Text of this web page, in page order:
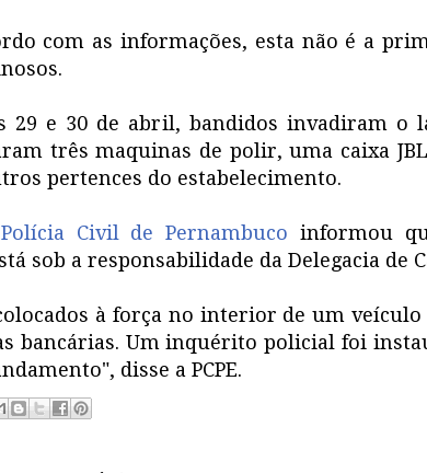
com as informações, esta não é a
29 e 30 de abril, bandidos invadiram o
três maquinas de polir, uma caixa
pertences do estabelecimento.
Polícia Civil de Pernambuco informou
sob a responsabilidade da Delegacia de
à força no interior de um veículo
bancárias. Um inquérito policial foi
disse a PCPE.